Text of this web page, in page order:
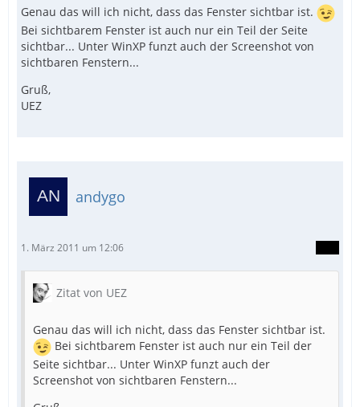
Genau das will ich nicht, dass das Fenster sichtbar ist.
Bei sichtbarem Fenster ist auch nur ein Teil der Seite
sichtbar... Unter WinXP funzt auch der Screenshot von
sichtbaren Fenstern...
Gruß,
UEZ
andygo
1. März 2011 um 12:06
Zitat von UEZ
Genau das will ich nicht, dass das Fenster sichtbar ist.
Bei sichtbarem Fenster ist auch nur ein Teil der
Seite sichtbar... Unter WinXP funzt auch der
Screenshot von sichtbaren Fenstern...